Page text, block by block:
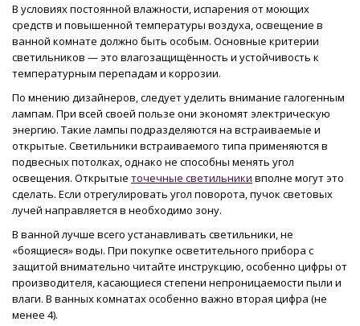
В условиях постоянной влажности, испарения от моющих
средств и повышенной температуры воздуха, освещение в
ванной комнате должно быть особым. Основные критерии
светильников — это влагозащищённость и устойчивость к
температурным перепадам и коррозии.
По мнению дизайнеров, следует уделить внимание галогенным
лампам. При всей своей пользе они экономят электрическую
энергию. Такие лампы подразделяются на встраиваемые и
открытые. Светильники встраиваемого типа применяются в
подвесных потолках, однако не способны менять угол
освещения. Открытые точечные светильники вполне могут это
сделать. Если отрегулировать угол поворота, пучок световых
лучей направляется в необходимо зону.
В ванной лучше всего устанавливать светильники, не
«боящиеся» воды. При покупке осветительного прибора с
защитой внимательно читайте инструкцию, особенно цифры от
производителя, касающиеся степени непроницаемости пыли и
влаги. В ванных комнатах особенно важно вторая цифра (не
менее 4).